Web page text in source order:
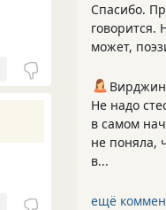
Спасибо.
говорится.
может,
Не надо
в самом
не поняла,
в...
ещё